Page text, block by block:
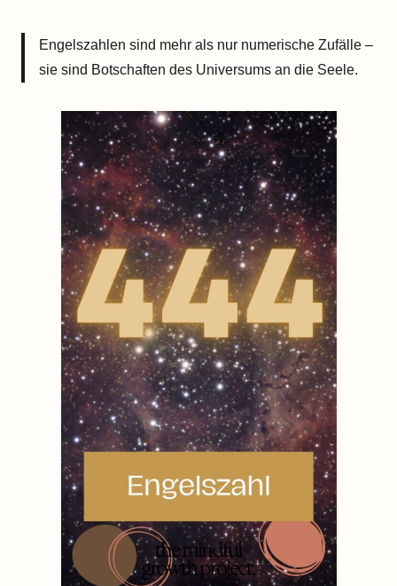
Engelszahlen sind mehr als nur numerische Zufälle –
sie sind Botschaften des Universums an die Seele.